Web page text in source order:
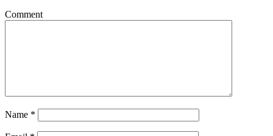
Comment
Name *